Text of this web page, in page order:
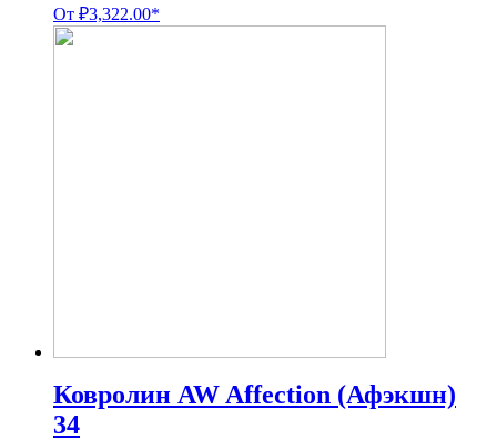
От ₽3,322.00*
Ковролин AW Affection (Афэкшн)
34